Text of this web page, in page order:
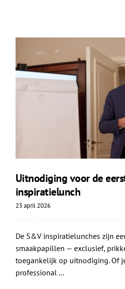
Uitnodiging voor de
inspiratielunch
23 april 2026
De S&V inspiratielunches zijn
smaakpapillen — exclusief,
toegankelijk op uitnodiging. Of
professional ...